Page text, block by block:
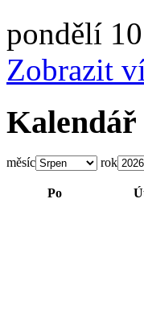
pondělí
Zobrazit
Kalendář
měsíc rok
Po